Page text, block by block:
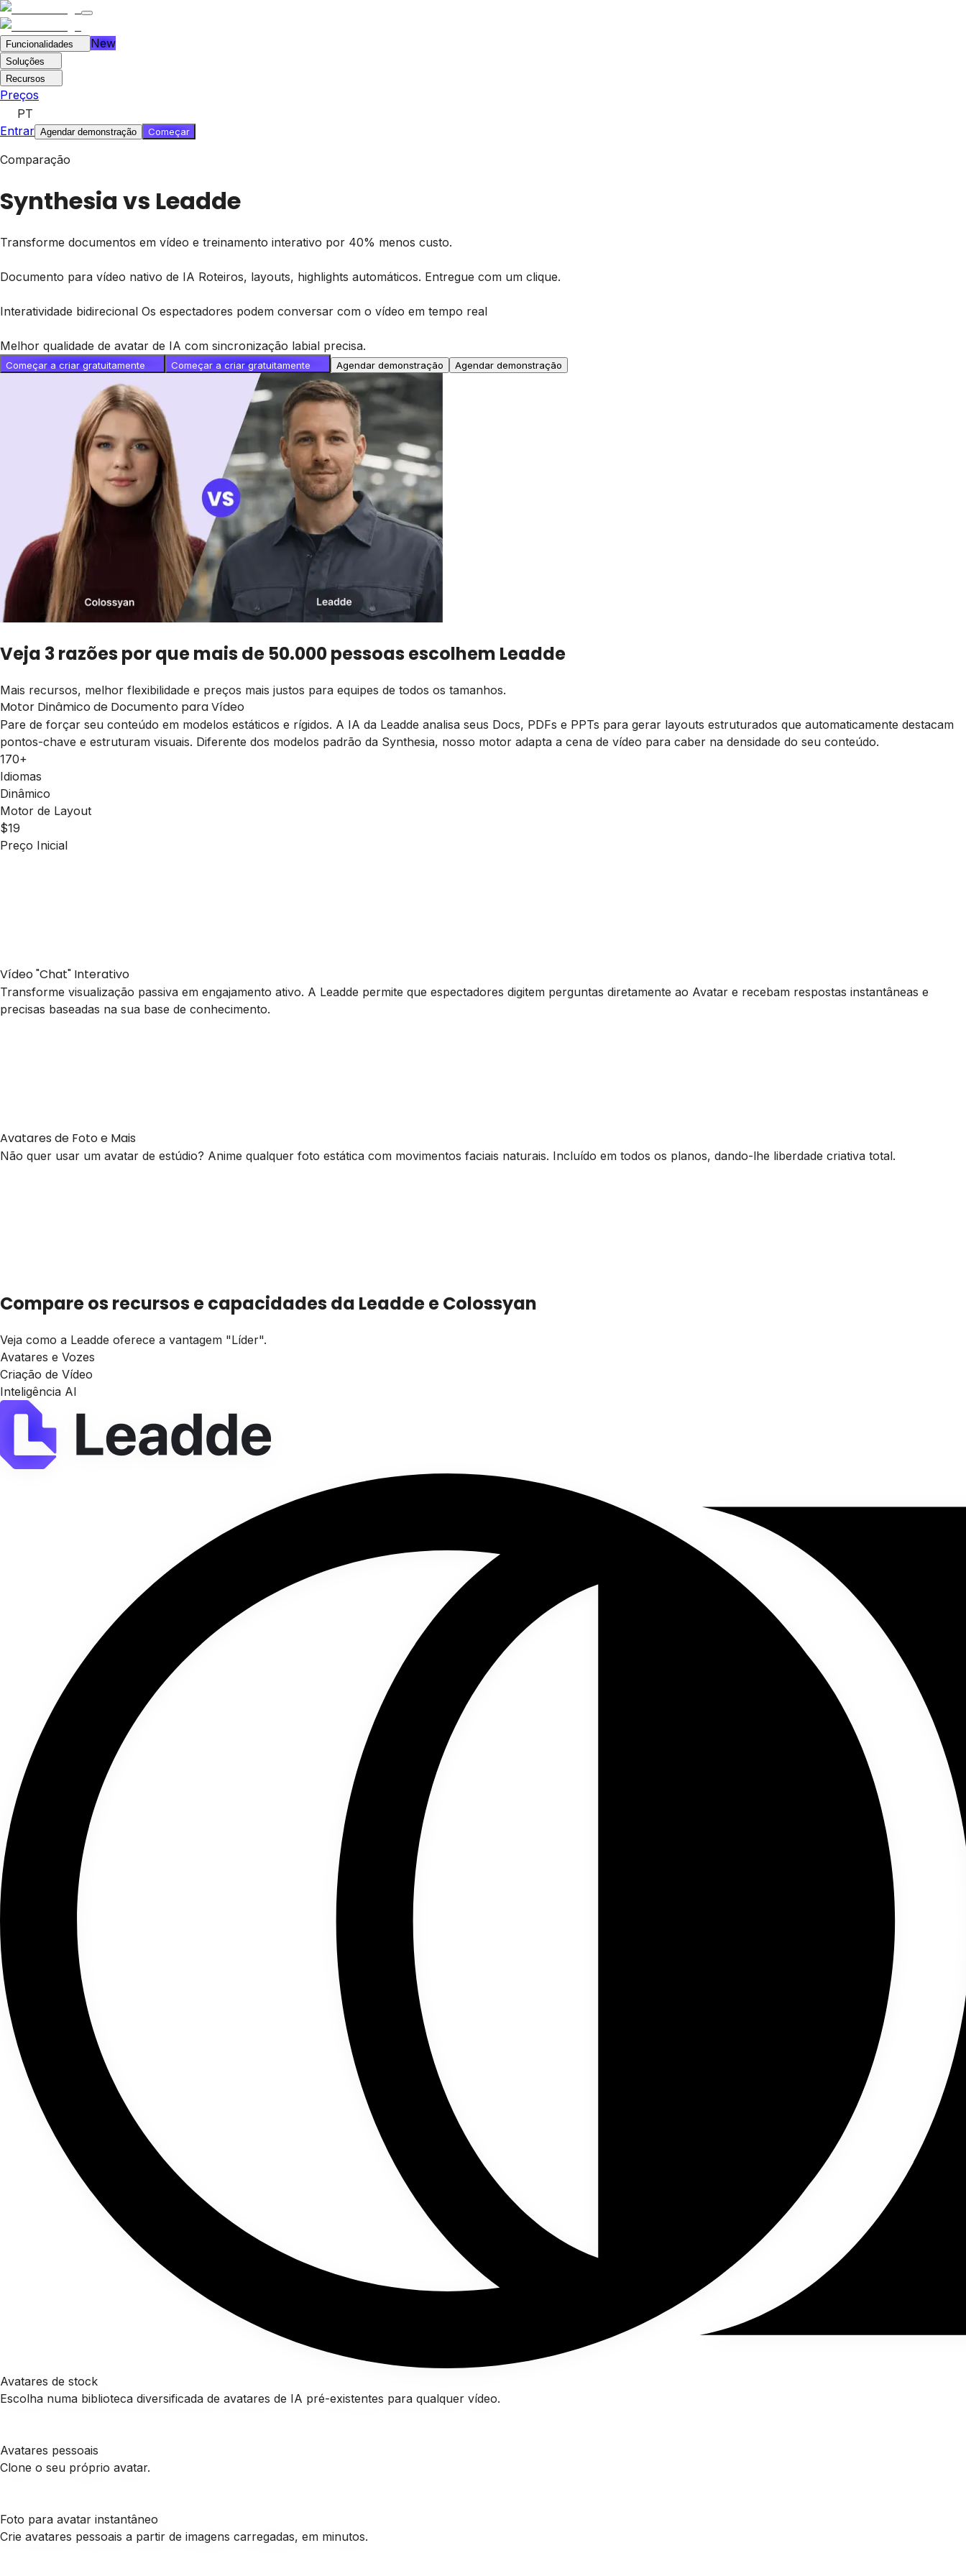
Funcionalidades New
Soluções
Recursos
Preços
PT
Entrar Agendar demonstração Começar
Comparação
Synthesia vs Leadde
Transforme documentos em vídeo e treinamento interativo por 40% menos custo.
Documento para vídeo nativo de IA Roteiros, layouts, highlights automáticos. Entregue com um clique.
Interatividade bidirecional Os espectadores podem conversar com o vídeo em tempo real
Melhor qualidade de avatar de IA com sincronização labial precisa.
Começar a criar gratuitamente Começar a criar gratuitamente Agendar demonstração Agendar demonstração
Veja 3 razões por que mais de 50.000 pessoas escolhem Leadde
Mais recursos, melhor flexibilidade e preços mais justos para equipes de todos os tamanhos.
Motor Dinâmico de Documento para Vídeo
Pare de forçar seu conteúdo em modelos estáticos e rígidos. A IA da Leadde analisa seus Docs, PDFs e PPTs para gerar layouts estruturados que automaticamente destacam
pontos-chave e estruturam visuais. Diferente dos modelos padrão da Synthesia, nosso motor adapta a cena de vídeo para caber na densidade do seu conteúdo.
170+
Idiomas
Dinâmico
Motor de Layout
$19
Preço Inicial
Vídeo "Chat" Interativo
Transforme visualização passiva em engajamento ativo. A Leadde permite que espectadores digitem perguntas diretamente ao Avatar e recebam respostas instantâneas e
precisas baseadas na sua base de conhecimento.
Avatares de Foto e Mais
Não quer usar um avatar de estúdio? Anime qualquer foto estática com movimentos faciais naturais. Incluído em todos os planos, dando-lhe liberdade criativa total.
Compare os recursos e capacidades da Leadde e Colossyan
Veja como a Leadde oferece a vantagem "Líder".
Avatares e Vozes
Criação de Vídeo
Inteligência AI
Avatares de stock
Escolha numa biblioteca diversificada de avatares de IA pré-existentes para qualquer vídeo.
Avatares pessoais
Clone o seu próprio avatar.
Foto para avatar instantâneo
Crie avatares pessoais a partir de imagens carregadas, em minutos.